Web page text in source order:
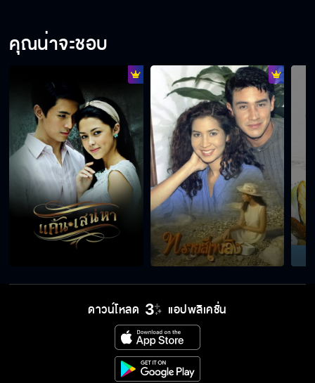
คุณน่าจะชอบ
ดาวน์โหลด แอปพลิเคชั่น